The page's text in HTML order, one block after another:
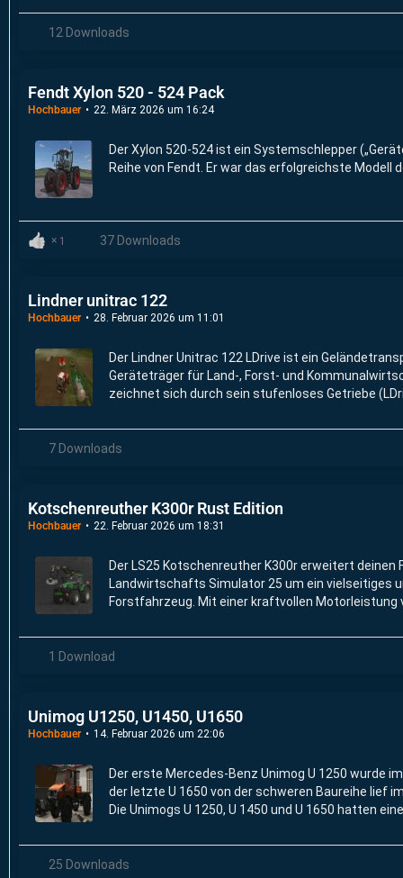
12 Downloads
Fendt Xylon 520 - 524 Pack
Hochbauer 22. März 2026 um 16:24
Der Xylon 520-524 ist ein Systemschlepper
Reihe von Fendt. Er war das erfolgreichste Modell
1 37 Downloads
Lindner unitrac 122
Hochbauer 28. Februar 2026 um 11:01
Der Lindner Unitrac 122 LDrive ist ein
Geräteträger für Land-, Forst- und
zeichnet sich durch sein stufenloses Getriebe
7 Downloads
Kotschenreuther K300r Rust Edition
Hochbauer 22. Februar 2026 um 18:31
Der LS25 Kotschenreuther K300r erweitert deinen
Landwirtschafts Simulator 25 um ein vielseitiges
Forstfahrzeug. Mit einer kraftvollen Motorleistung
1 Download
Unimog U1250, U1450, U1650
Hochbauer 14. Februar 2026 um 22:06
Der erste Mercedes-Benz Unimog U 1250 wurde
der letzte U 1650 von der schweren Baureihe lief
Die Unimogs U 1250, U 1450 und U 1650 hatten
25 Downloads